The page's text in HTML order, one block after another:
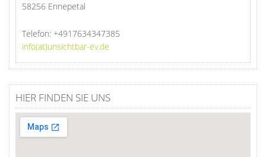
58256 Ennepetal
Telefon: +4917634347385
info(at)unsichtbar-ev.de
HIER FINDEN SIE UNS